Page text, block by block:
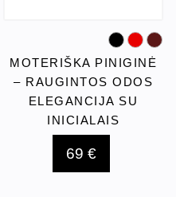
MOTERIŠKA PINIGINĖ
– RAUGINTOS ODOS
ELEGANCIJA SU
INICIALAIS
69 €